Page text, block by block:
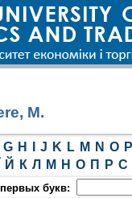
M.
G H J K L M N O P
Й К Л М Н О П Р С
букв: